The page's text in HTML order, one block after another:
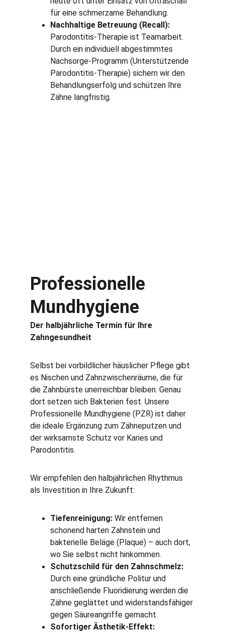
für eine schmerzame Behandlung.
Nachhaltige Betreuung (Recall):
Parodontitis-Therapie ist Teamarbeit.
Durch ein individuell abgestimmtes
Nachsorge-Programm (Unterstützende
Parodontitis-Therapie) sichern wir den
Behandlungserfolg und schützen Ihre
Zähne langfristig.
Professionelle
Mundhygiene
Der halbjährliche Termin für Ihre
Zahngesundheit
Selbst bei vorbildlicher häuslicher Pflege gibt
es Nischen und Zahnzwischenräume, die für
die Zahnbürste unerreichbar bleiben. Genau
dort setzen sich Bakterien fest. Unsere
Professionelle Mundhygiene (PZR) ist daher
die ideale Ergänzung zum Zähneputzen und
der wirksamste Schutz vor Karies und
Parodontitis.
Wir empfehlen den halbjährlichen Rhythmus
als Investition in Ihre Zukunft:
Tiefenreinigung: Wir entfernen
schonend harten Zahnstein und
bakterielle Beläge (Plaque) – auch dort,
wo Sie selbst nicht hinkommen.
Schutzschild für den Zahnschmelz:
Durch eine gründliche Politur und
anschließende Fluoridierung werden die
Zähne geglättet und widerstandsfähiger
gegen Säureangriffe gemacht.
Sofortiger Ästhetik-Effekt: